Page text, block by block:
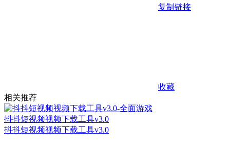
复制链接
收藏
相关推荐
抖抖短视频视频下载工具v3.0
抖抖短视频视频下载工具v3.0